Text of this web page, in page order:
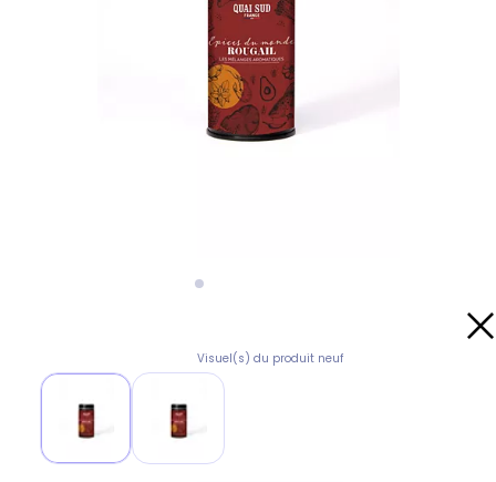
Visuel(s) du produit neuf